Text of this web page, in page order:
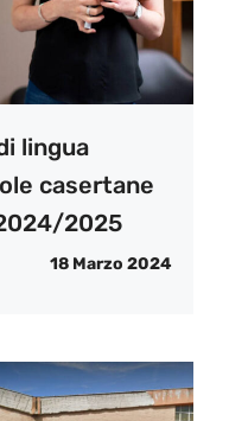
lingua
casertane
2025
18 Marzo 2024